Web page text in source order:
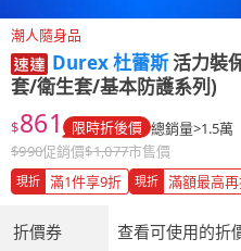
潮人隨身品
Durex 杜蕾斯活力裝
套/衛生套/基本防護系列)
$861 限時折後價 總銷量>1.5萬
$990促銷價$1,077市售價
現折 滿1件享9折 現折 滿額最高
折價券 查看可使用的折